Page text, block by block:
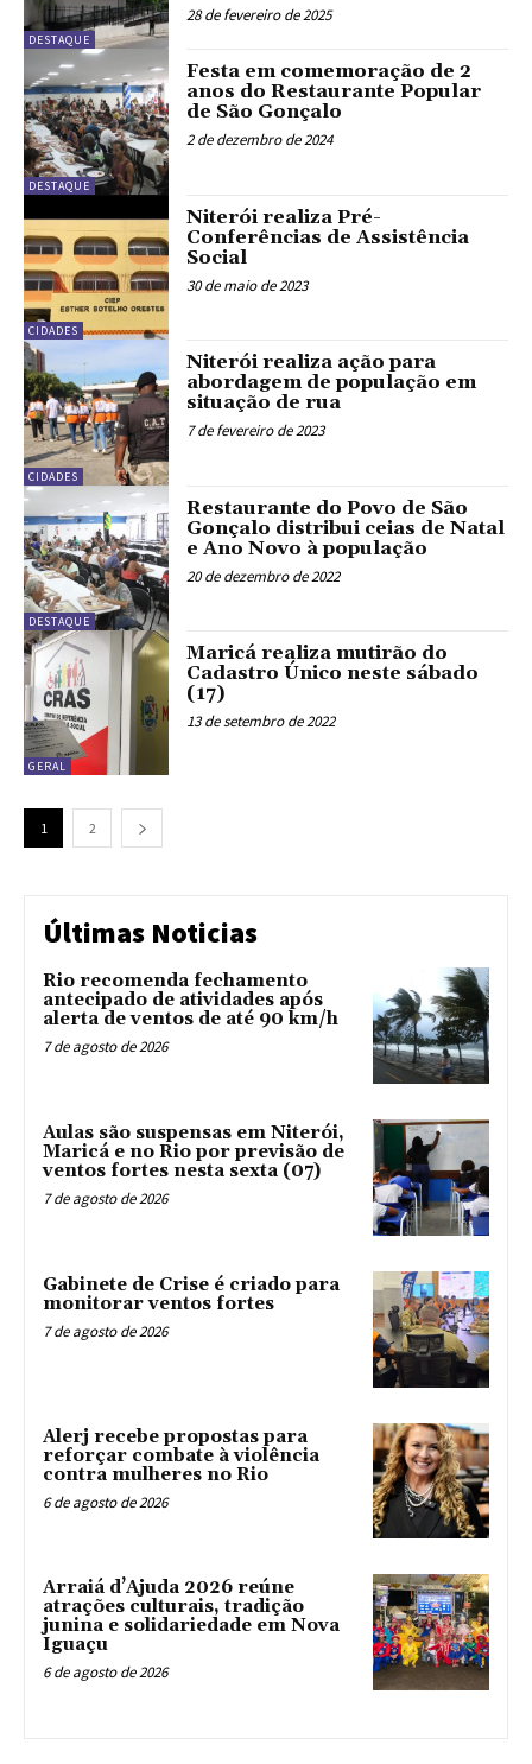
DESTAQUE
28 de fevereiro de 2025
DESTAQUE
Festa em comemoração de 2
anos do Restaurante Popular
de São Gonçalo
2 de dezembro de 2024
CIDADES
Niterói realiza Pré-
Conferências de Assistência
Social
30 de maio de 2023
CIDADES
Niterói realiza ação para
abordagem de população em
situação de rua
7 de fevereiro de 2023
DESTAQUE
Restaurante do Povo de São
Gonçalo distribui ceias de Natal
e Ano Novo à população
20 de dezembro de 2022
GERAL
Maricá realiza mutirão do
Cadastro Único neste sábado
(17)
13 de setembro de 2022
1 2
Últimas Noticias
Rio recomenda fechamento
antecipado de atividades após
alerta de ventos de até 90 km/h
7 de agosto de 2026
Aulas são suspensas em Niterói,
Maricá e no Rio por previsão de
ventos fortes nesta sexta (07)
7 de agosto de 2026
Gabinete de Crise é criado para
monitorar ventos fortes
7 de agosto de 2026
Alerj recebe propostas para
reforçar combate à violência
contra mulheres no Rio
6 de agosto de 2026
Arraiá d’Ajuda 2026 reúne
atrações culturais, tradição
junina e solidariedade em Nova
Iguaçu
6 de agosto de 2026